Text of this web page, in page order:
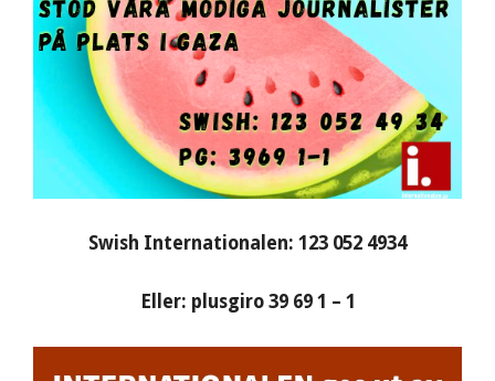
Swish Internationalen: 123 052 4934
Eller: plusgiro 39 69 1 – 1